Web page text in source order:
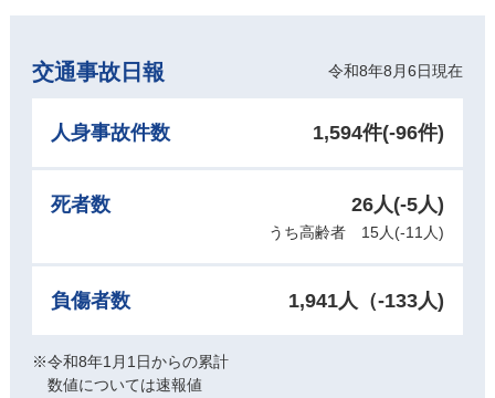
交通事故日報 令和8年8月6日現在
人身事故件数 1,594件(-96件)
死者数 26人(-5人)
うち高齢者 15人(-11人)
負傷者数 1,941人（-133人)
※令和8年1月1日からの累計
数値については速報値